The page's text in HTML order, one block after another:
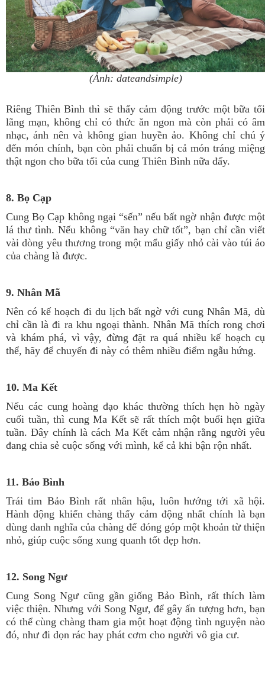
(Ảnh: dateandsimple)
Riêng Thiên Bình thì sẽ thấy cảm động trước một bữa tối
lãng mạn, không chỉ có thức ăn ngon mà còn phải có âm
nhạc, ánh nên và không gian huyền ảo. Không chỉ chú ý
đến món chính, bạn còn phải chuẩn bị cả món tráng miệng
thật ngon cho bữa tối của cung Thiên Bình nữa đấy.
8. Bọ Cạp
Cung Bọ Cạp không ngại “sến” nếu bất ngờ nhận được một
lá thư tình. Nếu không “văn hay chữ tốt”, bạn chỉ cần viết
vài dòng yêu thương trong một mẩu giấy nhỏ cài vào túi áo
của chàng là được.
9. Nhân Mã
Nên có kế hoạch đi du lịch bất ngờ với cung Nhân Mã, dù
chỉ cần là đi ra khu ngoại thành. Nhân Mã thích rong chơi
và khám phá, vì vậy, đừng đặt ra quá nhiều kế hoạch cụ
thể, hãy để chuyến đi này có thêm nhiều điểm ngẫu hứng.
10. Ma Kết
Nếu các cung hoàng đạo khác thường thích hẹn hò ngày
cuối tuần, thì cung Ma Kết sẽ rất thích một buổi hẹn giữa
tuần. Đây chính là cách Ma Kết cảm nhận rằng người yêu
đang chia sẻ cuộc sống với mình, kể cả khi bận rộn nhất.
11. Bảo Bình
Trái tim Bảo Bình rất nhân hậu, luôn hướng tới xã hội.
Hành động khiến chàng thấy cảm động nhất chính là bạn
dùng danh nghĩa của chàng để đóng góp một khoản từ thiện
nhỏ, giúp cuộc sống xung quanh tốt đẹp hơn.
12. Song Ngư
Cung Song Ngư cũng gần giống Bảo Bình, rất thích làm
việc thiện. Nhưng với Song Ngư, để gây ấn tượng hơn, bạn
có thể cùng chàng tham gia một hoạt động tình nguyện nào
đó, như đi dọn rác hay phát cơm cho người vô gia cư.